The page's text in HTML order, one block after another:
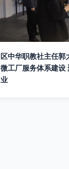
区中华职教社主任郭
微工厂服务体系建设
业